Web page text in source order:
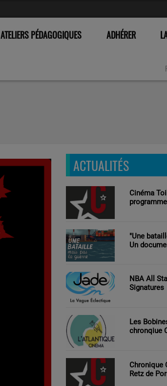
ATELIERS PÉDAGOGIQUES ADHÉRER
ACTUALITÉS
Cinéma
"Une
Un
NBA All
Signatures
Les
chronqiue
Chronique
Retz de